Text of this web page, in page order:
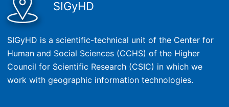
SIGyHD
SIGyHD is a scientific-technical unit of the Center for
Human and Social Sciences (CCHS) of the Higher
Council for Scientific Research (CSIC) in which we
work with geographic information technologies.